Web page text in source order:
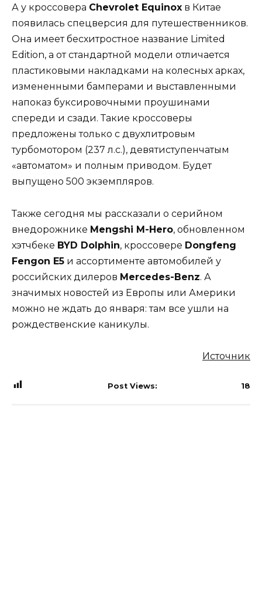
А у кроссовера Chevrolet Equinox в Китае
появилась спецверсия для путешественников.
Она имеет бесхитростное название Limited
Edition, а от стандартной модели отличается
пластиковыми накладками на колесных арках,
измененными бамперами и выставленными
напоказ буксировочными проушинами
спереди и сзади. Такие кроссоверы
предложены только с двухлитровым
турбомотором (237 л.с.), девятиступенчатым
«автоматом» и полным приводом. Будет
выпущено 500 экземпляров.
Также сегодня мы рассказали о серийном
внедорожнике Mengshi M-Hero, обновленном
хэтчбеке BYD Dolphin, кроссовере Dongfeng
Fengon E5 и ассортименте автомобилей у
российских дилеров Mercedes-Benz. А
значимых новостей из Европы или Америки
можно не ждать до января: там все ушли на
рождественские каникулы.
Источник
Post Views: 18